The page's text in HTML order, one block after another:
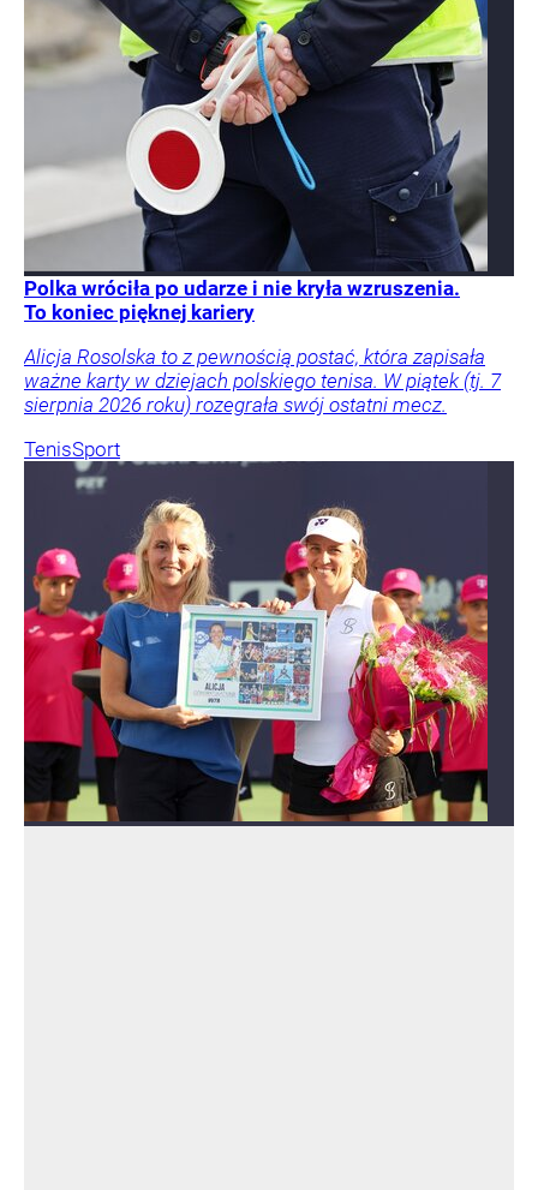
Polka wróciła po udarze i nie kryła wzruszenia.
To koniec pięknej kariery
Alicja Rosolska to z pewnością postać, która zapisała
ważne karty w dziejach polskiego tenisa. W piątek (tj. 7
sierpnia 2026 roku) rozegrała swój ostatni mecz.
TenisSport